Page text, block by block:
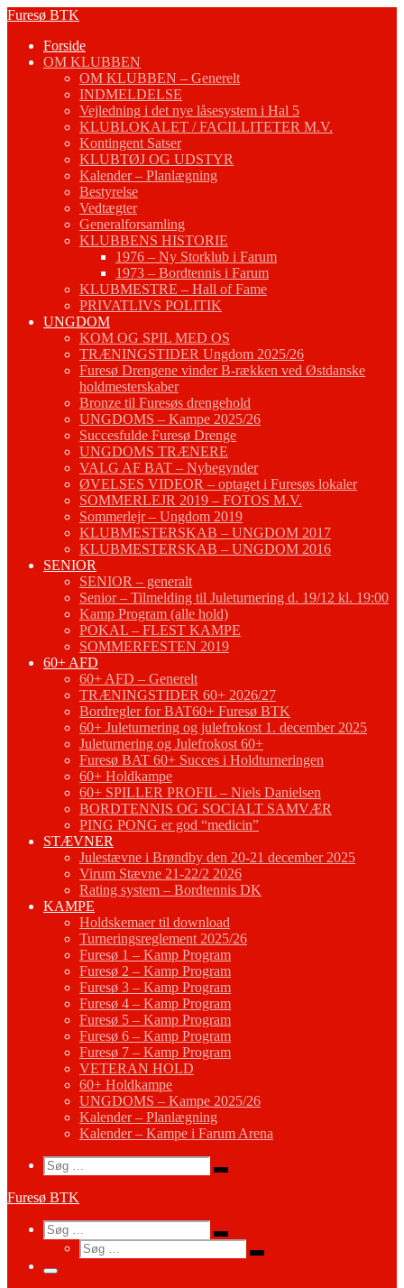
Fortsæt
indhold
Furesø BTK
Forside
OM KLUBBEN
OM KLUBBEN – Generelt
INDMELDELSE
Vejledning i det nye låsesystem i Hal 5
KLUBLOKALET / FACILLITETER M.V.
Kontingent Satser
KLUBTØJ OG UDSTYR
Kalender – Planlægning
Bestyrelse
Vedtægter
Generalforsamling
KLUBBENS HISTORIE
1976 – Ny Storklub i Farum
1973 – Bordtennis i Farum
KLUBMESTRE – Hall of Fame
PRIVATLIVS POLITIK
UNGDOM
KOM OG SPIL MED OS
TRÆNINGSTIDER Ungdom 2025/26
Furesø Drengene vinder B-rækken ved Østdanske
holdmesterskaber
Bronze til Furesøs drengehold
UNGDOMS – Kampe 2025/26
Succesfulde Furesø Drenge
UNGDOMS TRÆNERE
VALG AF BAT – Nybegynder
ØVELSES VIDEOR – optaget i Furesøs lokaler
SOMMERLEJR 2019 – FOTOS M.V.
Sommerlejr – Ungdom 2019
KLUBMESTERSKAB – UNGDOM 2017
KLUBMESTERSKAB – UNGDOM 2016
SENIOR
SENIOR – generalt
Senior – Tilmelding til Juleturnering d. 19/12 kl. 19:00
Kamp Program (alle hold)
POKAL – FLEST KAMPE
SOMMERFESTEN 2019
60+ AFD
60+ AFD – Generelt
TRÆNINGSTIDER 60+ 2026/27
Bordregler for BAT60+ Furesø BTK
60+ Juleturnering og julefrokost 1. december 2025
Juleturnering og Julefrokost 60+
Furesø BAT 60+ Succes i Holdturneringen
60+ Holdkampe
60+ SPILLER PROFIL – Niels Danielsen
BORDTENNIS OG SOCIALT SAMVÆR
PING PONG er god “medicin”
STÆVNER
Julestævne i Brøndby den 20-21 december 2025
Virum Stævne 21-22/2 2026
Rating system – Bordtennis DK
KAMPE
Holdskemaer til download
Turneringsreglement 2025/26
Furesø 1 – Kamp Program
Furesø 2 – Kamp Program
Furesø 3 – Kamp Program
Furesø 4 – Kamp Program
Furesø 5 – Kamp Program
Furesø 6 – Kamp Program
Furesø 7 – Kamp Program
VETERAN HOLD
60+ Holdkampe
UNGDOMS – Kampe 2025/26
Kalender – Planlægning
Kalender – Kampe i Farum Arena
Search
Søg
Søg
Furesø BTK
Search
Søg
Søg
Søg
Søg
Menu